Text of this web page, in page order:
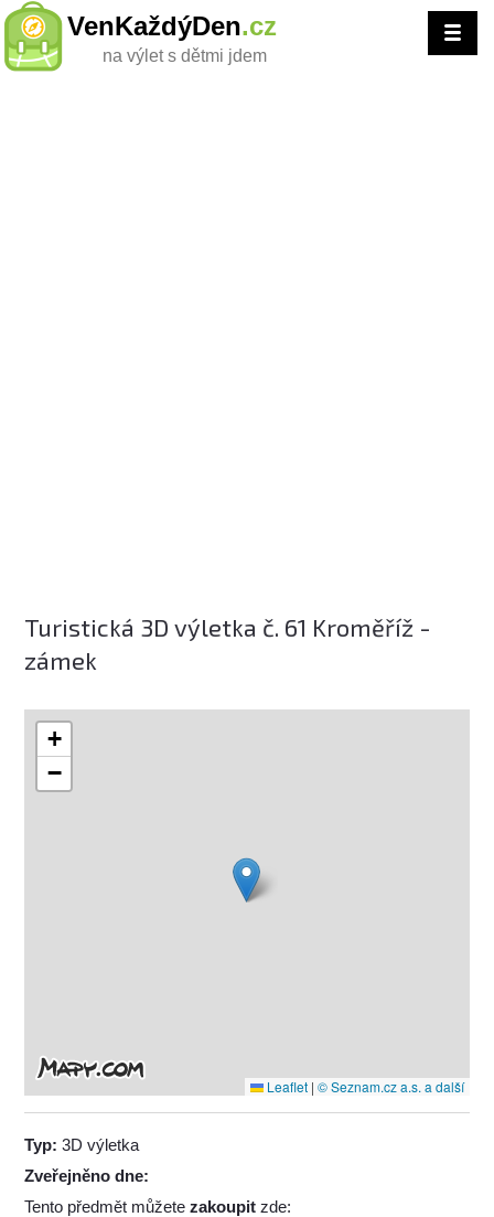
VenKaždýDen.cz
na výlet s dětmi jdem
Turistická 3D výletka č. 61 Kroměříž -
zámek
+
−
Leaflet | © Seznam.cz a.s. a další
Typ:3D výletka
Zveřejněno dne:
Tento předmět můžetezakoupit zde: